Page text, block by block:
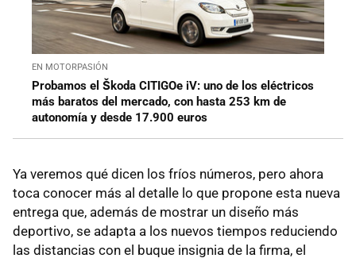
EN MOTORPASIÓN
Probamos el Škoda CITIGOe iV: uno de los eléctricos
más baratos del mercado, con hasta 253 km de
autonomía y desde 17.900 euros
Ya veremos qué dicen los fríos números, pero ahora
toca conocer más al detalle lo que propone esta nueva
entrega que, además de mostrar un diseño más
deportivo, se adapta a los nuevos tiempos reduciendo
las distancias con el buque insignia de la firma, el